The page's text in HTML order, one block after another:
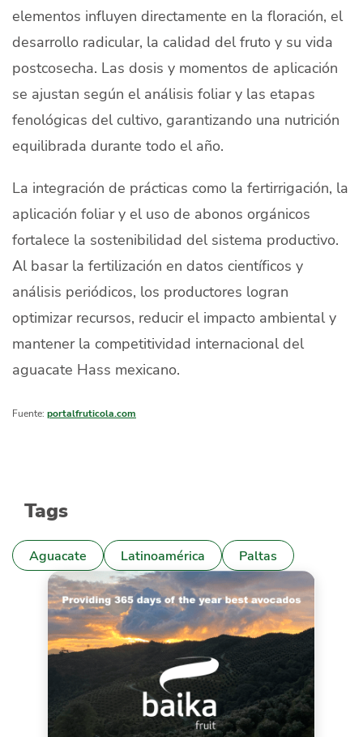
elementos influyen directamente en la floración, el
desarrollo radicular, la calidad del fruto y su vida
postcosecha. Las dosis y momentos de aplicación
se ajustan según el análisis foliar y las etapas
fenológicas del cultivo, garantizando una nutrición
equilibrada durante todo el año.
La integración de prácticas como la fertirrigación, la
aplicación foliar y el uso de abonos orgánicos
fortalece la sostenibilidad del sistema productivo.
Al basar la fertilización en datos científicos y
análisis periódicos, los productores logran
optimizar recursos, reducir el impacto ambiental y
mantener la competitividad internacional del
aguacate Hass mexicano.
Fuente: portalfruticola.com
Tags
Aguacate Latinoamérica Paltas